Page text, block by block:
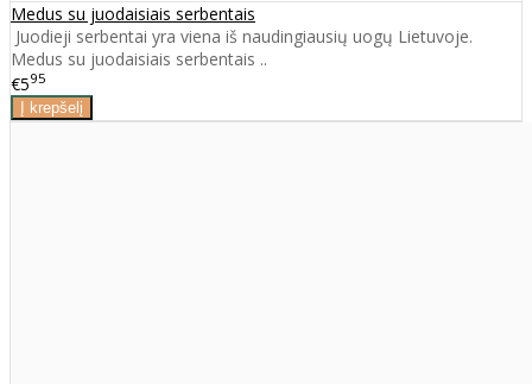
Medus su juodaisiais serbentais
Juodieji serbentai yra viena iš naudingiausių uogų Lietuvoje.
Medus su juodaisiais serbentais ..
€595